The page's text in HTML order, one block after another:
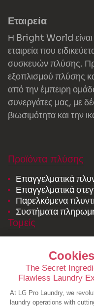
Εταιρεία
Η Bright World είναι
εταιρεία που
συσκευών πλύσης.
εξοπλισμού πλύσης
από την έμπειρη
συνεργάτες μας, με
βιωσιμότητα και την
Προϊόντα πλύσης
Επαγγελματικά
Επαγγελματικά
Παρελκόμενα
Συστήματα
Τομείς
Επαγγελματικά
Κοινόχρηστο
Πόροι
Μελέτες